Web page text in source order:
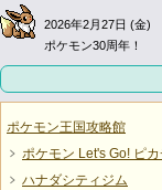
2026年2月27日 (金)
ポケモン30周年！
ポケモン王国攻略館
ポケモン Let's Go! ピ
ハナダシティジム